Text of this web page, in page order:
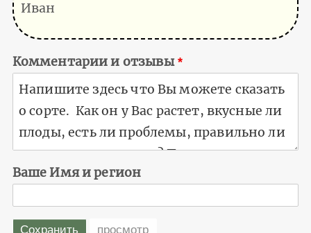
Иван
Комментарии и отзывы
Ваше Имя и регион